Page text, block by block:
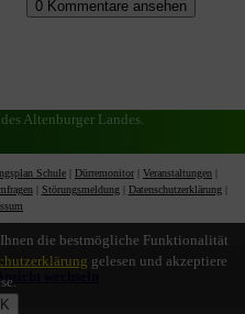
Altenburger Landes.
Schule Dürremonitor Veranstaltungen
Störungsmeldung Datenschutzerklärung
wechseln
die bestmögliche Funktionalität
gelesen und akzeptiere